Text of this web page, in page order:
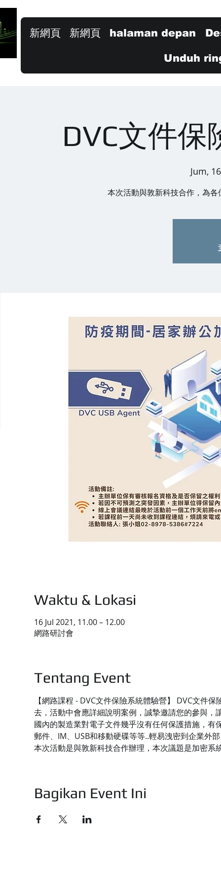
新網頁 新網頁 halaman depan
Unduh
DVC文件
Jum,
本次活動與敦新科技合作，為
Waktu & Lokasi
16 Jul 2021, 11.00 – 12.00
網路研討會
Tentang Event
【網路課程 - DVC文件保險系統體驗營】 DVC文件
去，活動中會應詳細說明案例，誠摯邀請您的參與，
國內的製造業對電子文件幾乎沒有任何保護措施，
郵件、IM、USB和移動硬碟等等..輕易洩密到企業外
本次活動是與敦新科技合作辦理，本次議題是加密系
Bagikan Event Ini